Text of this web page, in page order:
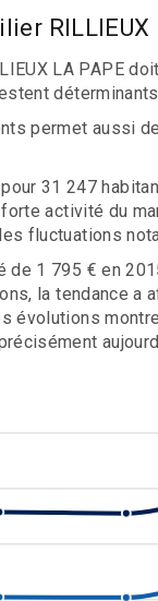
RILLIEUX
LA PAPE
permet aussi
31 247
activité du
fluctuations
1 795 € en
la tendance a
évolutions